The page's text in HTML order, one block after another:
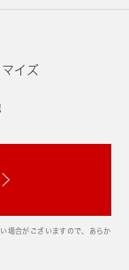
イズ
場合がございますので、あらか